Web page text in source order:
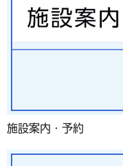
施設案内・予約